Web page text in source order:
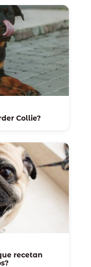
Collie?
recetan